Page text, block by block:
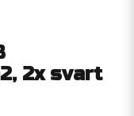
2x svart